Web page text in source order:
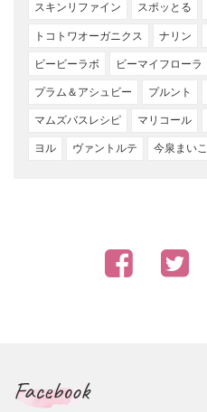
スキンリファイン スポッとる
トコトワオーガニクス ナリン
ビービーラボ ビーマイフローラ
プラム＆アシュビー プルント
マムズバスレシピ マリコール
ヨル ヴァントルテ 今泉まいこ
Facebook